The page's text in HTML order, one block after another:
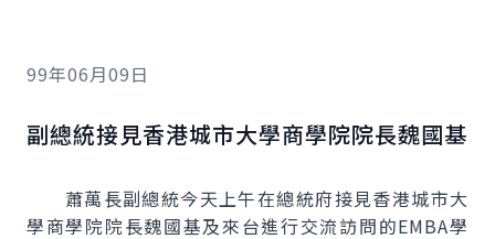
99年06月09日
副總統接見香港城市大學商學院院長魏國基
蕭萬長副總統今天上午在總統府接見香港城市大
學商學院院長魏國基及來台進行交流訪問的EMBA學